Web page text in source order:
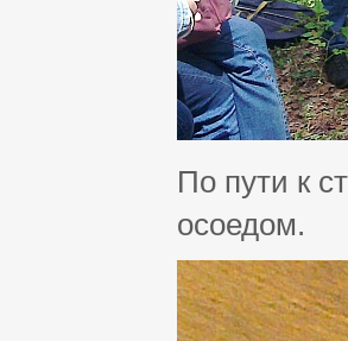
По пути к
осоедом.